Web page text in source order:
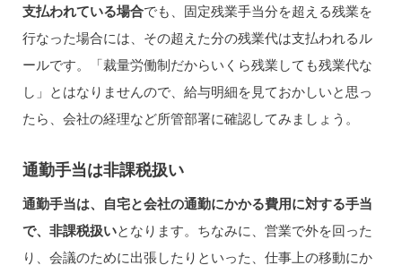
支払われている場合でも、固定残業手当分を超える残業を
行なった場合には、その超えた分の残業代は支払われるル
ールです。「裁量労働制だからいくら残業しても残業代な
し」とはなりませんので、給与明細を見ておかしいと思っ
たら、会社の経理など所管部署に確認してみましょう。
通勤手当は非課税扱い
通勤手当は、自宅と会社の通勤にかかる費用に対する手当
で、非課税扱いとなります。ちなみに、営業で外を回った
り、会議のために出張したりといった、仕事上の移動にか